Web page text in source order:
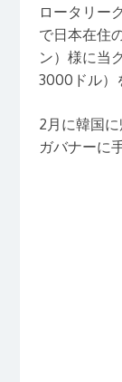
ロータリー
で日本在住
ン）様に当
3000ドル）
2月に韓国
ガバナーに